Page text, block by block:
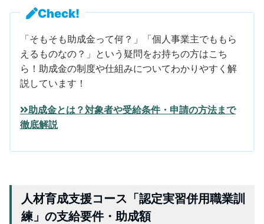
Check!
「そもそも助成金って何？」「個人事業主でももら
えるものなの？」という疑問をお持ちの方はこち
ら！助成金の制度や仕組みについてわかりやすく解
説しています！
助成金とは？対象者や受給条件・申請の方法まで
徹底解説
人材育成支援コース「認定実習併用職業訓
練」の支給要件・助成額